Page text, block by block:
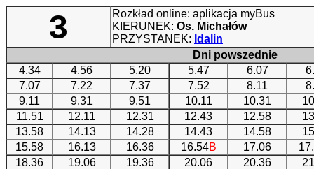
3
Rozkład online: aplikacja myBus
KIERUNEK: Os. Michałów
PRZYSTANEK: Idalin
Dni powszednie
4.34
4.56 5.20 5.47 6.07
7.07
7.22 7.37 7.52 8.11
9.11
9.31 9.51 10.11 10.31
11.51
12.11 12.31 12.43 12.58
13.58
14.13 14.28 14.43 14.58
15.58
16.13 16.36 16.54B 17.06
18.36
19.06 19.36 20.06 20.36